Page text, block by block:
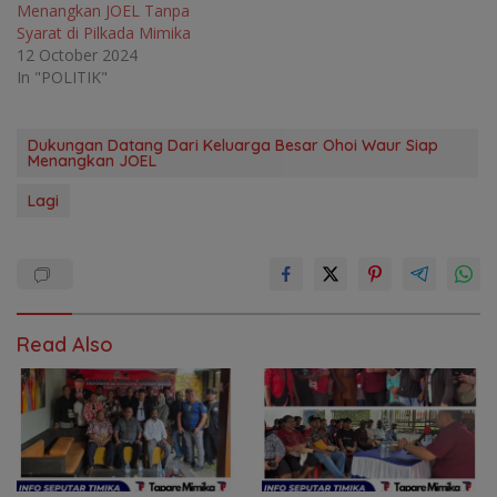
Menangkan JOEL Tanpa
Syarat di Pilkada Mimika
12 October 2024
In "POLITIK"
Dukungan Datang Dari Keluarga Besar Ohoi Waur Siap
Menangkan JOEL
Lagi
Read Also